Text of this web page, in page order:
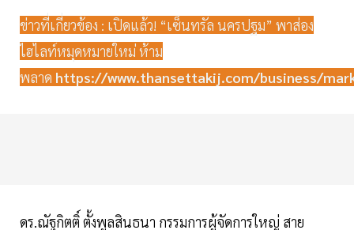
ข่าวที่เกี่ยวข้อง : เปิดแล้ว! “เซ็นทรัล นครปฐม” พาส่อง
ไฮไลท์หมุดหมายใหม่ ห้าม
พลาด https://www.thansettakij.com/business/
ดร.ณัฐกิตติ์ ตั้งพูลสินธนา กรรมการผู้จัดการใหญ่ สาย